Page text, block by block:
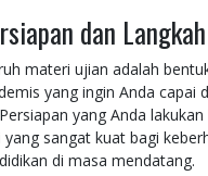
dan
materi ujian adalah
yang ingin Anda capai
yang Anda
sangat kuat bagi
di masa mendatang.